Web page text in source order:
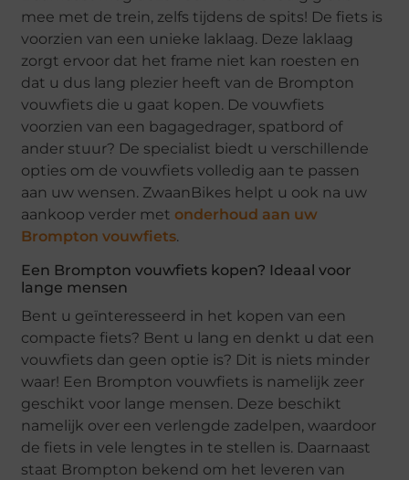
mee met de trein, zelfs tijdens de spits! De fiets is
voorzien van een unieke laklaag. Deze laklaag
zorgt ervoor dat het frame niet kan roesten en
dat u dus lang plezier heeft van de Brompton
vouwfiets die u gaat kopen. De vouwfiets
voorzien van een bagagedrager, spatbord of
ander stuur? De specialist biedt u verschillende
opties om de vouwfiets volledig aan te passen
aan uw wensen. ZwaanBikes helpt u ook na uw
aankoop verder metonderhoud aan uw
Brompton vouwfiets.
Een Brompton vouwfiets kopen? Ideaal voor
lange mensen
Bent u geïnteresseerd in het kopen van een
compacte fiets? Bent u lang en denkt u dat een
vouwfiets dan geen optie is? Dit is niets minder
waar! Een Brompton vouwfiets is namelijk zeer
geschikt voor lange mensen. Deze beschikt
namelijk over een verlengde zadelpen, waardoor
de fiets in vele lengtes in te stellen is. Daarnaast
staat Brompton bekend om het leveren van